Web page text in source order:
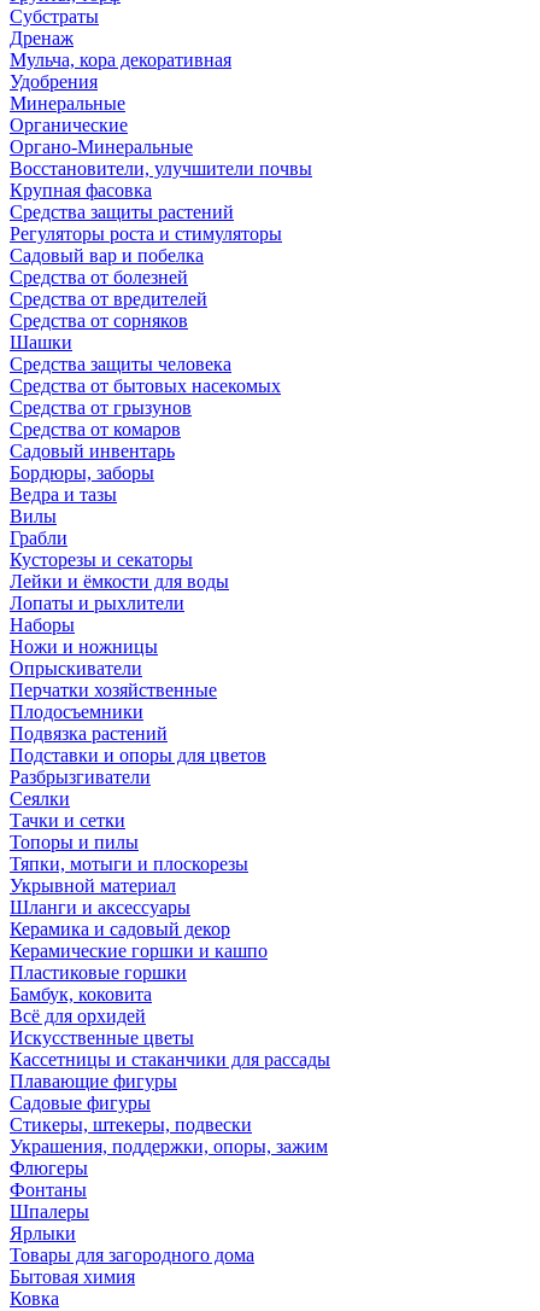
Субстраты
Дренаж
Мульча, кора декоративная
Удобрения
Минеральные
Органические
Органо-Минеральные
Восстановители, улучшители почвы
Крупная фасовка
Средства защиты растений
Регуляторы роста и стимуляторы
Садовый вар и побелка
Средства от болезней
Средства от вредителей
Средства от сорняков
Шашки
Средства защиты человека
Средства от бытовых насекомых
Средства от грызунов
Средства от комаров
Садовый инвентарь
Бордюры, заборы
Ведра и тазы
Вилы
Грабли
Кусторезы и секаторы
Лейки и ёмкости для воды
Лопаты и рыхлители
Наборы
Ножи и ножницы
Опрыскиватели
Перчатки хозяйственные
Плодосъемники
Подвязка растений
Подставки и опоры для цветов
Разбрызгиватели
Сеялки
Тачки и сетки
Топоры и пилы
Тяпки, мотыги и плоскорезы
Укрывной материал
Шланги и аксессуары
Керамика и садовый декор
Керамические горшки и кашпо
Пластиковые горшки
Бамбук, коковита
Всё для орхидей
Искусственные цветы
Кассетницы и стаканчики для рассады
Плавающие фигуры
Садовые фигуры
Стикеры, штекеры, подвески
Украшения, поддержки, опоры, зажим
Флюгеры
Фонтаны
Шпалеры
Ярлыки
Товары для загородного дома
Бытовая химия
Ковка